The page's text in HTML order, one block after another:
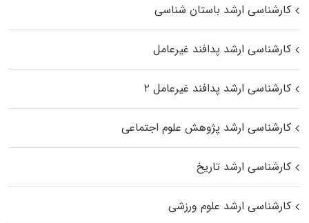
کارشناسی ارشد باستان شناسی
کارشناسی ارشد پدافند غیرعامل
کارشناسی ارشد پدافند غیرعامل ۲
کارشناسی ارشد پژوهش علوم اجتماعی
کارشناسی ارشد تاریخ
کارشناسی ارشد علوم ورزشی